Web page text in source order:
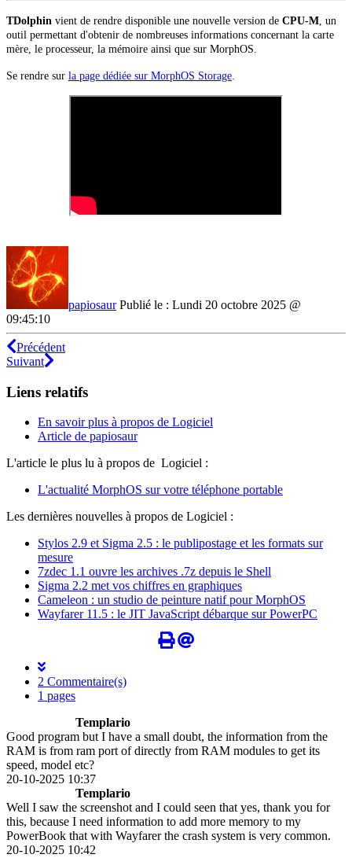
TDolphin vient de rendre disponible une nouvelle version de CPU-M , un
outil permettant d'obtenir de nombreuses informations concernant la carte
mère, le processeur, la mémoire ainsi que sur MorphOS.
Se rendre sur la page dédiée sur MorphOS Storage
papiosaurPublié le : Lundi 20 octobre 2025 @
09:45:10
Précédent
Suivant
Liens relatifs
En savoir plus à propos de Logiciel
Article de papiosaur
L'article le plus lu à propos de Logiciel :
L'actualité MorphOS sur votre téléphone portable
Les dernières nouvelles à propos de Logiciel :
Stylos 2.9 et Sigma 2.5 : le publipostage et les formats sur
mesure
7zdec 1.1 ouvre les archives .7z depuis le Shell
Sigma 2.2 met vos chiffres en graphiques
Cameleon : un studio de peinture natif pour MorphOS
Wayfarer 11.5 : le JIT JavaScript débarque sur PowerPC
2 Commentaire(s)
1 pages
Templario
Good program but I have a small doubt, the information from the
RAM is from ram port of directly from RAM modules to get its
speed, model etc?
20-10-2025 10:37
Templario
Well I saw the screenshot and I could seen that yes, thank you for
this, because I need information to add more memory to my
PowerBook that with Wayfarer the crash system is very common.
20-10-2025 10:42